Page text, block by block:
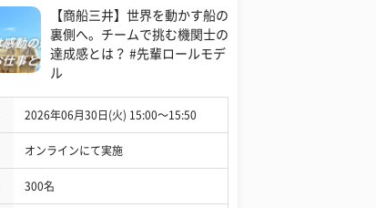
【商船三井】世界を動かす船の
裏側へ。チームで挑む機関士の
達成感とは？ #先輩ロールモデ
ル
2026年06月30日(火) 15:00〜15:50
オンラインにて実施
300名